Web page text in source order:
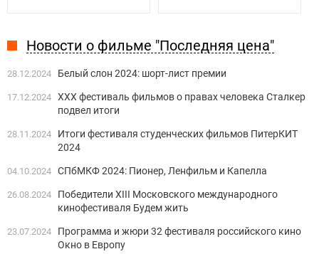
Новости о фильме "Последняя цена"
28.12.2024 Белый слон 2024: шорт-лист премии
17.12.2024 XХХ фестиваль фильмов о правах человека Сталкер
подвел итоги
28.11.2024
Итоги фестиваля студенческих фильмов ПитерКИТ
2024
04.10.2024 СПбМКФ 2024: Пионер, Ленфильм и Капелла
26.08.2024
Победители XIII Московского международного
кинофестиваля Будем жить
23.07.2024
Программа и жюри 32 фестиваля российского кино
Окно в Европу